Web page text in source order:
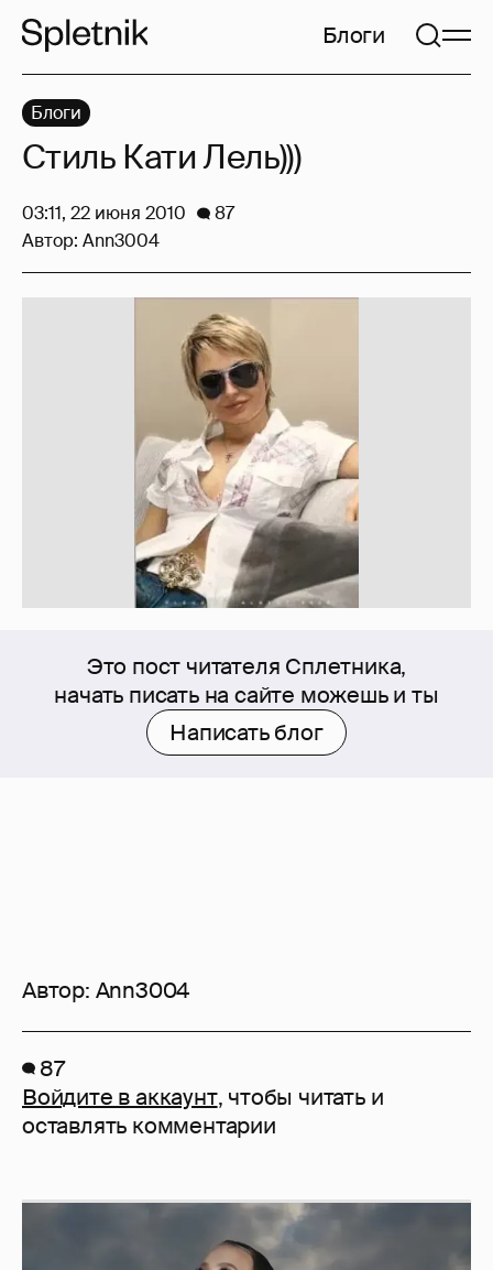
Блоги
Это пост читателя Сплетника,
начать писать на сайте можешь и ты
Написать блог
Автор: Ann3004
Блоги
Стиль Кати Лель)))
03:11, 22 июня 2010
87
Автор: Ann3004
87
Войдите в аккаунт, чтобы читать и
оставлять комментарии